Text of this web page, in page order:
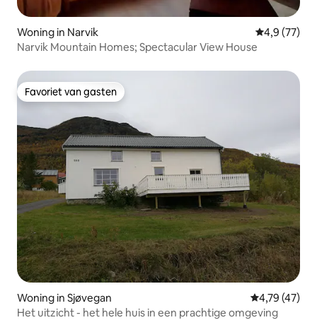
Woning in Narvik
4,9 (77)
Narvik Mountain Homes; Spectacular View House
Favoriet van gasten
Favoriet van gasten
Woning in Sjøvegan Gemiddelde
4,79 (47)
Het uitzicht - het hele huis in een prachtige omgeving